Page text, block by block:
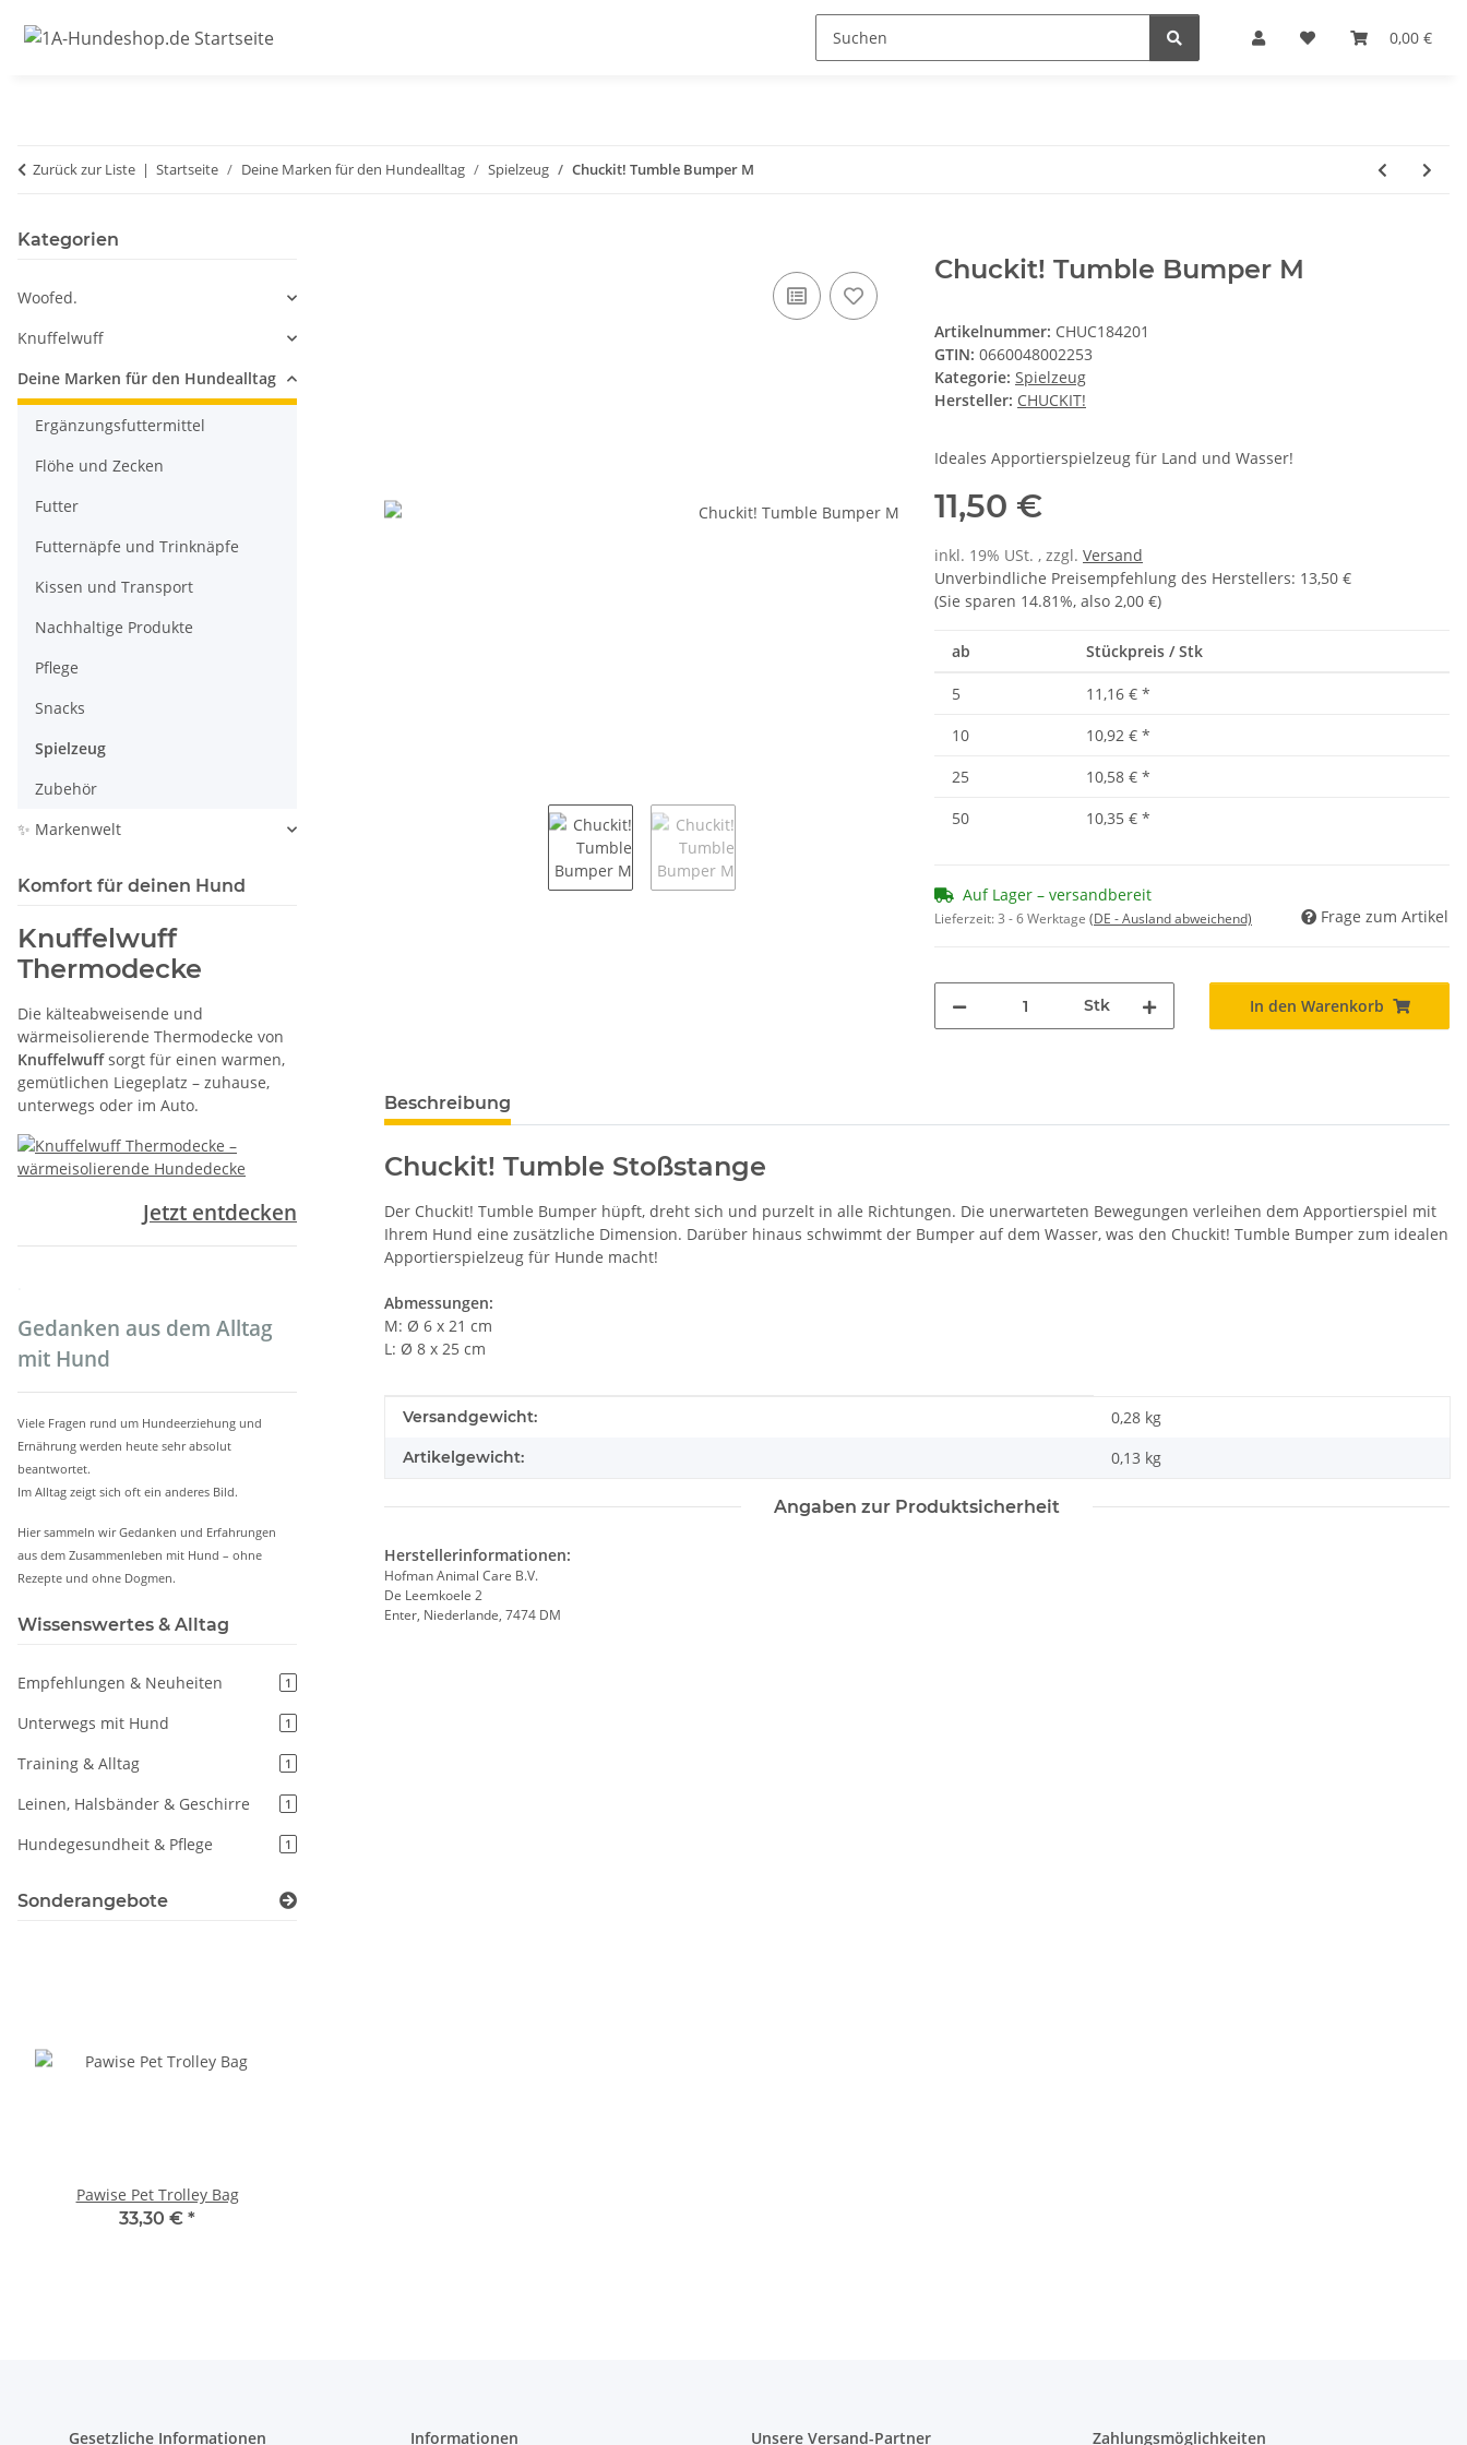
0,00 €
Zurück zur Liste Startseite Deine Marken für den Hundealltag Spielzeug Chuckit! Tumble Bumper M
Chuckit! Tumble Bumper M
Artikelnummer: CHUC184201
GTIN: 0660048002253
Kategorie: Spielzeug
Hersteller: CHUCKIT!
Ideales Apportierspielzeug für Land und Wasser!
11,50 €
inkl. 19% USt. , zzgl. Versand
Unverbindliche Preisempfehlung des Herstellers: 13,50 €
(Sie sparen 14.81%, also 2,00 €)
ab Stückpreis / Stk
5 11,16 € *
10
10,92 € *
25
10,58 € *
50
10,35 € *
Auf Lager – versandbereit
Lieferzeit:3 - 6 Werktage (DE - Ausland abweichend) Frage zum Artikel
Stk In den Warenkorb
weitere Registerkarten anzeigen
Beschreibung
Chuckit! Tumble Stoßstange
Der Chuckit! Tumble Bumper hüpft, dreht sich und purzelt in alle Richtungen. Die unerwarteten Bewegungen verleihen dem Apportierspiel mit
Ihrem Hund eine zusätzliche Dimension. Darüber hinaus schwimmt der Bumper auf dem Wasser, was den Chuckit! Tumble Bumper zum idealen
Apportierspielzeug für Hunde macht!
Abmessungen:
M: Ø 6 x 21 cm
L: Ø 8 x 25 cm
Produkteigenschaft
Wert
Versandgewicht: 0,28 kg
Artikelgewicht: 0,13 kg
Angaben zur Produktsicherheit
Herstellerinformationen:
Hofman Animal Care B.V.
De Leemkoele 2
Enter, Niederlande, 7474 DM
Kategorien
Woofed.
Knuffelwuff
Deine Marken für den Hundealltag
Ergänzungsfuttermittel
Flöhe und Zecken
Futter
Futternäpfe und Trinknäpfe
Kissen und Transport
Nachhaltige Produkte
Pflege
Snacks
Spielzeug
Zubehör
✨ Markenwelt
Komfort für deinen Hund
Knuffelwuff
Thermodecke
Die kälteabweisende und
wärmeisolierende Thermodecke von
Knuffelwuffsorgt für einen warmen,
gemütlichen Liegeplatz – zuhause,
unterwegs oder im Auto.
Jetzt entdecken
Gedanken aus dem Alltag
mit Hund
Viele Fragen rund um Hundeerziehung und
Ernährung werden heute sehr absolut
beantwortet.
Im Alltag zeigt sich oft ein anderes Bild.
Hier sammeln wir Gedanken und Erfahrungen
aus dem Zusammenleben mit Hund – ohne
Rezepte und ohne Dogmen.
Wissenswertes & Alltag
Empfehlungen & Neuheiten 1
Unterwegs mit Hund 1
Training & Alltag 1
Leinen, Halsbänder & Geschirre 1
Hundegesundheit & Pflege 1
Sonderangebote
Pawise Pet Trolley Bag
33,30 € *
Gesetzliche Informationen Informationen Unsere Versand-Partner Zahlungsmöglichkeiten